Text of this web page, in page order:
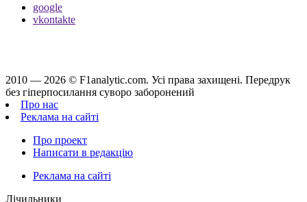
google
vkontakte
2010 — 2026 © F1analytic.com. Усi права захищенi. Передрук
без гіперпосилання суворо заборонений
Про нас
Реклама на сайті
Про проект
Написати в редакцію
Реклама на сайті
Лічильники